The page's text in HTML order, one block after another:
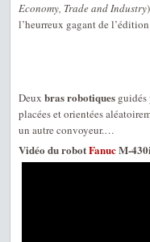
Economy, Trade and Industry
l’heurreux gagant de
Deux bras robotiques guidés
placées et orientées
un autre convoyeur.…
Vidéo du robotFanucM-